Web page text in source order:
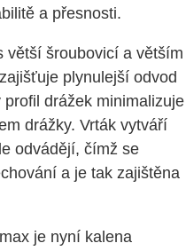
a přesnosti.
větší šroubovicí a větším
plynulejší odvod
drážek minimalizuje
drážky. Vrták vytváří
odvádějí, čímž se
a je tak zajištěna
je nyní kalena